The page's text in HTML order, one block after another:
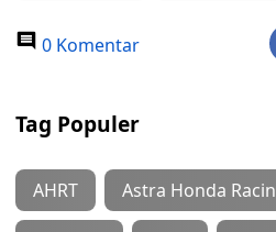
0 Komentar
Tag Populer
AHRT Astra Honda